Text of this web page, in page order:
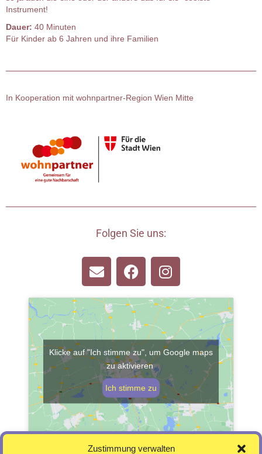
Zustimmung verwalten
Instrument!
Dauer: 40 Minuten
Für Kinder ab 6 Jahren und ihre Familien
In Kooperation mit wohnpartner-Region Wien Mitte
Folgen Sie uns:
Klicke auf "Ich stimme zu", um Google maps
zu aktivieren
Ich stimme zu